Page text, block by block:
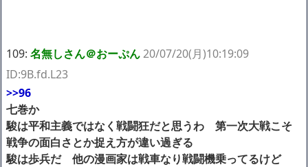
109: 名無しさん＠おーぷん20/07/20(月)10:19:09
ID:9B.fd.L23
>>96
七巻か
駿は平和主義ではなく戦闘狂だと思うわ 第一次大戦こそ
戦争の面白さとか捉え方が違い過ぎる
駿は歩兵だ 他の漫画家は戦車なり戦闘機乗ってるけど